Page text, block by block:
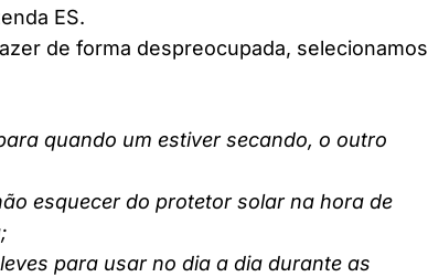
ES.
de forma despreocupada, selecionamos
quando um estiver secando, o outro
esquecer do protetor solar na hora de
para usar no dia a dia durante as